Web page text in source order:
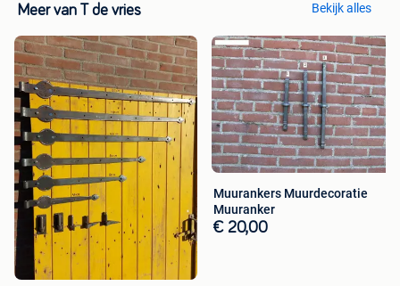
Meer van T de vries Bekijk alles
Muurankers Muurdecoratie
Muuranker
€ 20,00